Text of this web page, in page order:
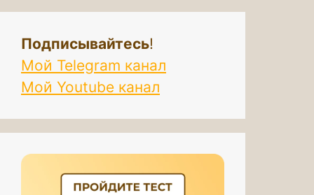
Подписывайтесь!
Мой Telegram канал
Мой Youtube канал